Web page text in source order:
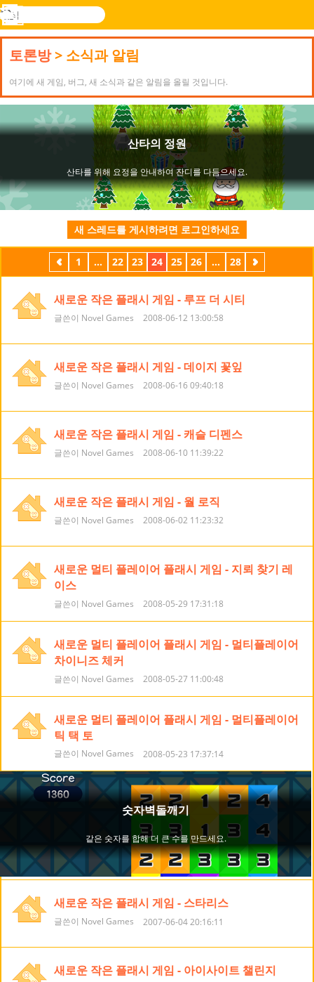
Novel
검
색
로그
메
뉴
토론방> 소식과 알림
여기에 새 게임, 버그, 새 소식과 같은 알림을 올릴 것입니다.
새 스레드를 게시하려면 로그인하세요
이
전
1 ... 22 23 24 25 26 ... 28
다
음
새로운 작은 플래시 게임 - 루프 더 시티
글쓴이 Novel Games 2008-06-12 13:00:58
새로운 작은 플래시 게임 - 데이지 꽃잎
글쓴이 Novel Games 2008-06-16 09:40:18
새로운 작은 플래시 게임 - 캐슬 디펜스
글쓴이 Novel Games 2008-06-10 11:39:22
새로운 작은 플래시 게임 - 월 로직
글쓴이 Novel Games 2008-06-02 11:23:32
새로운 멀티 플레이어 플래시 게임 - 지뢰 찾기 레
이스
글쓴이 Novel Games 2008-05-29 17:31:18
새로운 멀티 플레이어 플래시 게임 - 멀티플레이어
차이니즈 체커
글쓴이 Novel Games 2008-05-27 11:00:48
새로운 멀티 플레이어 플래시 게임 - 멀티플레이어
틱 택 토
글쓴이 Novel Games 2008-05-23 17:37:14
새로운 작은 플래시 게임 - 스타리스
글쓴이 Novel Games 2007-06-04 20:16:11
새로운 작은 플래시 게임 - 아이사이트 챌린지